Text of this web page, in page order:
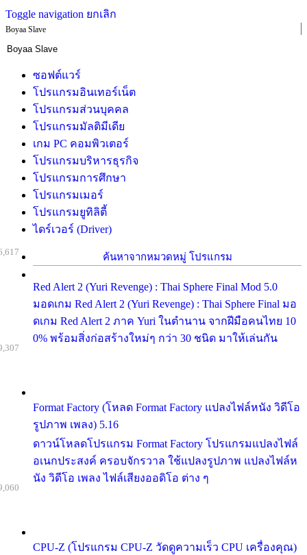
Toggle navigation ยกเลิก
Boyaa Slave
ซอฟต์แวร์
โปรแกรมอินเทอร์เน็ต
โปรแกรมส่วนบุคคล
โปรแกรมมัลติมีเดีย
เกม PC คอมพิวเตอร์
โปรแกรมบริหารธุรกิจ
โปรแกรมการศึกษา
โปรแกรมเมอร์
โปรแกรมยูทิลิตี้
ไดร์เวอร์ (Driver)
ค้นหาจากหมวดหมู่ โปรแกรม
Red Alert 2 (Yuri Revenge) : Thai Sphere Final Mod 5.0
มอดเกม Red Alert 2 (Yuri Revenge) : Thai Sphere Final มอ
ดเกม Red Alert 2 ภาค Yuri ในตำนาน จากฝีมือคนไทย 10
0% พร้อมสิ่งก่อสร้างใหม่ๆ กว่า 30 ชนิด มาให้เล่นกัน
Format Factory (โหลด Format Factory แปลงไฟล์หนัง วิดีโอ
รูปภาพ เพลง) 5.16
ดาวน์โหลดโปรแกรม Format Factory โปรแกรมแปลงไฟล์
อเนกประสงค์ ครอบจักรวาล ใช้แปลงรูปภาพ แปลงไฟล์ห
นัง วิดีโอ เพลง ไฟล์เสียงออดิโอ ต่าง ๆ
CPU-Z (โปรแกรม CPU-Z วัดดูความเร็ว CPU เครื่องคุณ)